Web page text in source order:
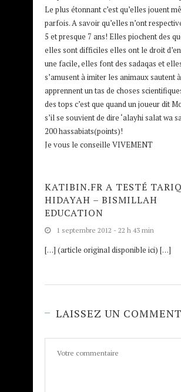
Le plus étonnant c’est qu’elles jouent
parfois. A savoir qu’elles n’ont
5 et presque 7 ans! Elles piochent des
elles sont difficiles elles ont le droit
une facile, elles font des sadaqas et
s’amusent à imiter les animaux sautent
apprennent un tas de choses
des tops c’est que quand un joueur dit
s’il se souvient de dire ‘alayhi salat wa
200 hassabiats(points)!
Je vous le conseille VIVEMENT
KATIBIN.FR A TESTÉ
HIDAYAH – BISMILLAH
EDUCATION
1 septembre 2012 - 22 h 43 min
[…] (article original disponible ici) […]
LAISSEZ UN